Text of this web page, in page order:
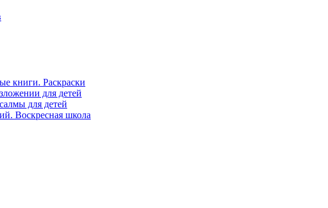
книги. Раскраски
для детей
для детей
Воскресная школа